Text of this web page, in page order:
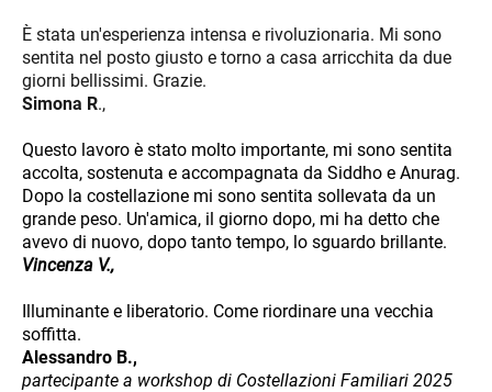
È stata un'esperienza intensa e rivoluzionaria. Mi sono
sentita nel posto giusto e torno a casa arricchita da due
giorni bellissimi. Grazie.
Simona R.,
Questo lavoro è stato molto importante, mi sono sentita
accolta, sostenuta e accompagnata da Siddho e Anurag.
Dopo la costellazione mi sono sentita sollevata da un
grande peso. Un'amica, il giorno dopo, mi ha detto che
avevo di nuovo, dopo tanto tempo, lo sguardo brillante.
Vincenza V.,
Illuminante e liberatorio. Come riordinare una vecchia
soffitta.
Alessandro B.,
partecipante a workshop di Costellazioni Familiari 2025